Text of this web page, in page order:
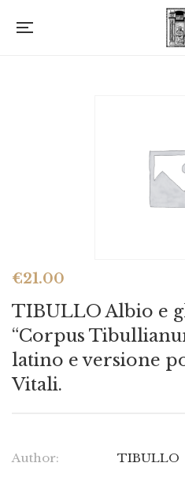
€21.00
TIBULLO Albio e
“Corpus
latino e versione
Vitali.
Author: TIBULLO